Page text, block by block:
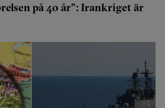
på 40 år": Irankriget är